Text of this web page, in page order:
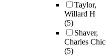
Taylor,
Willard H
(5)
Shaver,
Charles Chic
(5)